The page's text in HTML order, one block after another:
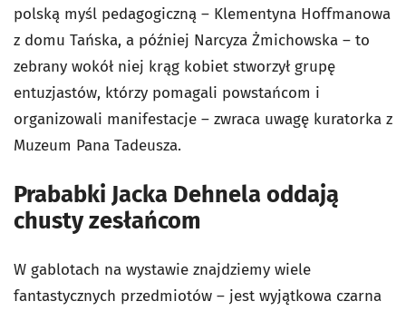
polską myśl pedagogiczną – Klementyna Hoffmanowa
z domu Tańska, a później Narcyza Żmichowska – to
zebrany wokół niej krąg kobiet stworzył grupę
entuzjastów, którzy pomagali powstańcom i
organizowali manifestacje – zwraca uwagę kuratorka z
Muzeum Pana Tadeusza.
Prababki Jacka Dehnela oddają
chusty zesłańcom
W gablotach na wystawie znajdziemy wiele
fantastycznych przedmiotów – jest wyjątkowa czarna